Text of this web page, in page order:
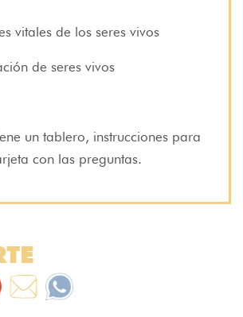
vitales de los seres vivos
de seres vivos
un tablero, instrucciones para
con las preguntas.